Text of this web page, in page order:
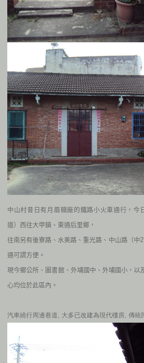
中山村昔日有月眉糖廠的鐵路小火車通行，今
道）西往大甲鎮、東通后里鄉，
往南另有後寮路、水美路、重光路、中山路（中
通可謂方便。
現今鄉公所、圖書館、外埔國中、外埔國小，以
心均位於此區內。
汽車繞行周邊巷道, 大多已改建為現代樓房, 傳統